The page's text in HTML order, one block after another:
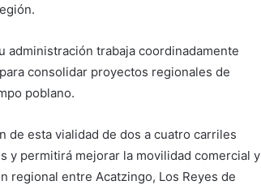
administración trabaja coordinadamente
consolidar proyectos regionales de
poblano.
de esta vialidad de dos a cuatro carriles
y permitirá mejorar la movilidad comercial y
regional entre Acatzingo, Los Reyes de